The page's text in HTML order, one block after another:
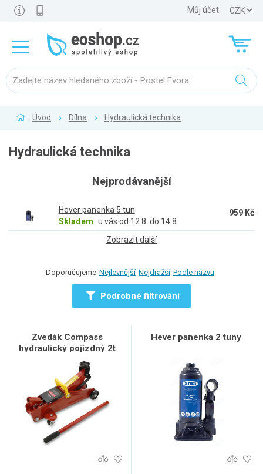
Můj účet
Úvod Dílna Hydraulická technika
Hydraulická technika
Nejprodávanější
Hever panenka 5 tun
Skladem u vás od 12.8. do 14.8.
959 Kč
Zobrazit další
Doporučujeme Nejlevnější Nejdražší Podle názvu
Podrobné filtrování
Zvedák Compass
hydraulický pojízdný 2t
Hever panenka 2 tuny